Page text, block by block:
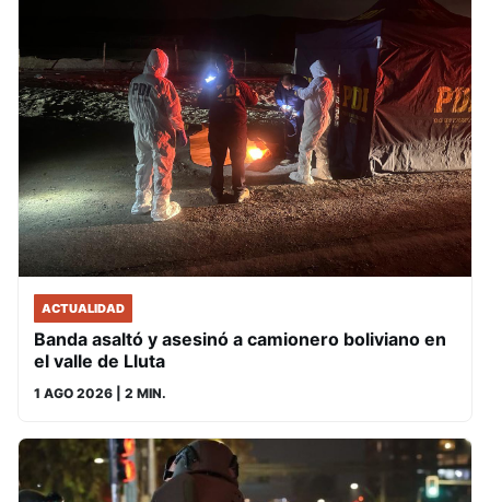
ACTUALIDAD
Banda asaltó y asesinó a camionero boliviano en
el valle de Lluta
1 AGO 2026 | 2 MIN.